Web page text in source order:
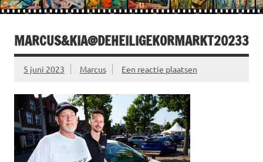
MARCUS&KIA@DEHEILIGEKORMARKT20233
5 juni 2023 Marcus Een reactie plaatsen